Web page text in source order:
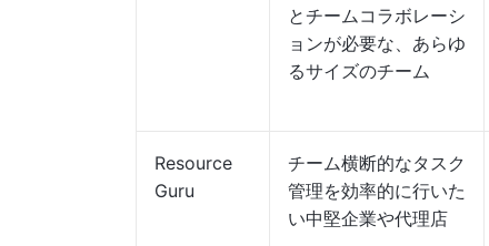
とチームコラボレーシ
ョンが必要な、あらゆ
るサイズのチーム
Resource
Guru
チーム横断的なタスク
管理を効率的に行いた
い中堅企業や代理店